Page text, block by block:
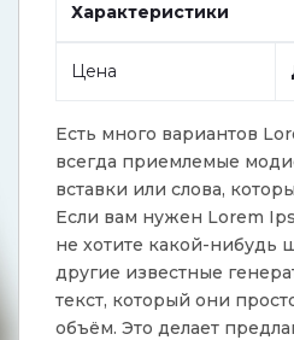
Характеристики
Цена
Есть много вариантов
всегда приемлемые
вставки или слова,
Если вам нужен Lorem
не хотите какой-нибудь
другие известные
текст, который они
объём. Это делает